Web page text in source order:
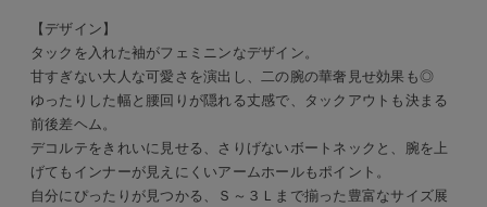
【デザイン】
タックを入れた袖がフェミニンなデザイン。
甘すぎない大人な可愛さを演出し、二の腕の華奢見せ効果も◎
ゆったりした幅と腰回りが隠れる丈感で、タックアウトも決まる
前後差ヘム。
デコルテをきれいに見せる、さりげないボートネックと、腕を上
げてもインナーが見えにくいアームホールもポイント。
自分にぴったりが見つかる、Ｓ～３Ｌまで揃った豊富なサイズ展